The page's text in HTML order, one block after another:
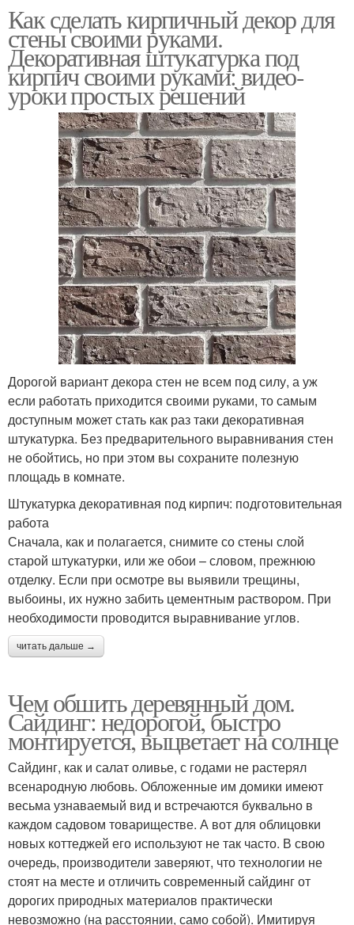
Как сделать кирпичный декор для
стены своими руками.
Декоративная штукатурка под
кирпич своими руками: видео-
уроки простых решений
Дорогой вариант декора стен не всем под силу, а уж
если работать приходится своими руками, то самым
доступным может стать как раз таки декоративная
штукатурка. Без предварительного выравнивания стен
не обойтись, но при этом вы сохраните полезную
площадь в комнате.
Штукатурка декоративная под кирпич: подготовительная
работа
Сначала, как и полагается, снимите со стены слой
старой штукатурки, или же обои – словом, прежнюю
отделку. Если при осмотре вы выявили трещины,
выбоины, их нужно забить цементным раствором. При
необходимости проводится выравнивание углов.
читать дальше →
Чем обшить деревянный дом.
Сайдинг: недорогой, быстро
монтируется, выцветает на солнце
Сайдинг, как и салат оливье, с годами не растерял
всенародную любовь. Обложенные им домики имеют
весьма узнаваемый вид и встречаются буквально в
каждом садовом товариществе. А вот для облицовки
новых коттеджей его используют не так часто. В свою
очередь, производители заверяют, что технологии не
стоят на месте и отличить современный сайдинг от
дорогих природных материалов практически
невозможно (на расстоянии, само собой). Имитируя